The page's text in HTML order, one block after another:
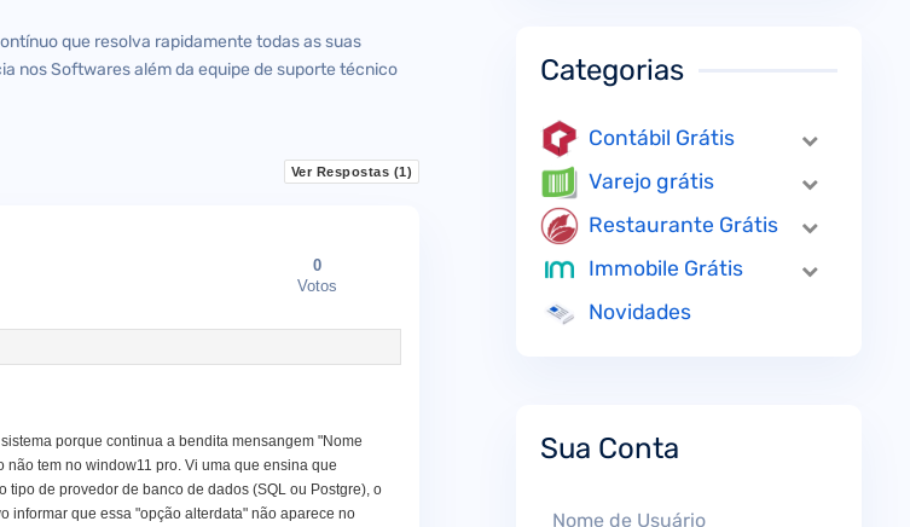
que resolva rapidamente todas as suas
nos Softwares além da equipe de suporte técnico
Ver Respostas (1)
0
Votos
porque continua a bendita mensangem "Nome
tem no window11 pro. Vi uma que ensina que
de provedor de banco de dados (SQL ou Postgre), o
informar que essa "opção alterdata" não aparece no
Categorias
Contábil Grátis
Varejo grátis
Restaurante Grátis
Immobile Grátis
Novidades
Sua Conta